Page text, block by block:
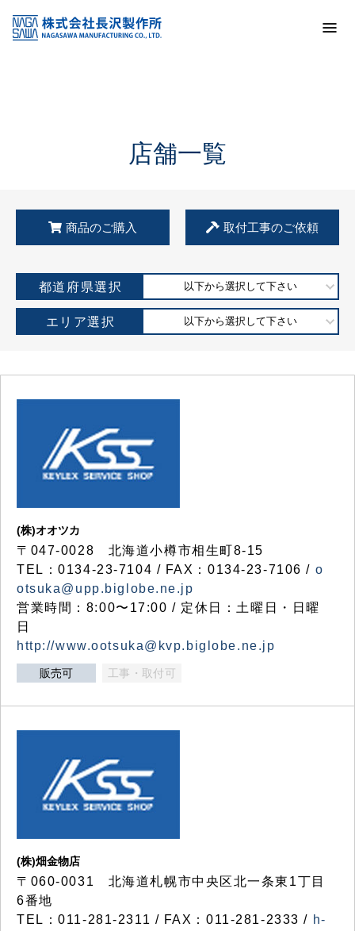
KSS加盟店・取扱店情報
店舗一覧
店舗一覧
商品のご購入 取付工事のご依頼
都道府県選択 以下から選択して下さい
エリア選択 以下から選択して下さい
(株)オオツカ
〒047-0028 北海道小樽市相生町8-15
TEL：0134-23-7104 / FAX：0134-23-7106 / o
otsuka@upp.biglobe.ne.jp
営業時間：8:00〜17:00 / 定休日：土曜日・日曜
日
http://www.ootsuka@kvp.biglobe.ne.jp
販売可 工事・取付可
(株)畑金物店
〒060-0031 北海道札幌市中央区北一条東1丁目
6番地
TEL：011-281-2311 / FAX：011-281-2333 / h-